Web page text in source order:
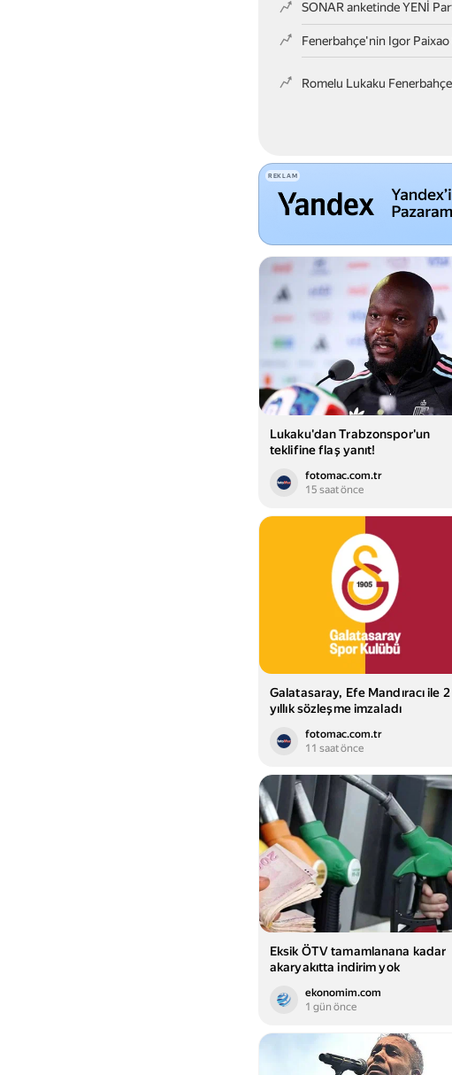
SONAR anketinde YENİ
Fenerbahçe'nin Igor
Romelu Lukaku
REKLAM
Lukaku'dan Trabzonspor'un
teklifine flaş yanıt!
fotomac.com.tr
15 saat önce
Galatasaray, Efe Mandıracı ile 2
yıllık sözleşme imzaladı
fotomac.com.tr
11 saat önce
Eksik ÖTV tamamlanana kadar
akaryakıtta indirim yok
ekonomim.com
1 gün önce